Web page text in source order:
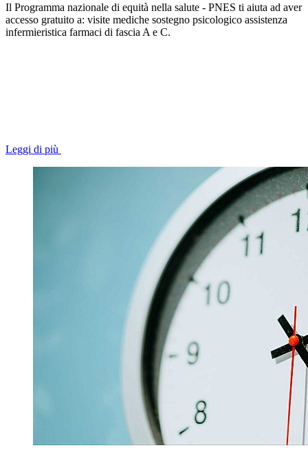
Il Programma nazionale di equità nella salute - PNES ti aiuta ad aver
accesso gratuito a: visite mediche sostegno psicologico assistenza
infermieristica farmaci di fascia A e C.
Leggi di più